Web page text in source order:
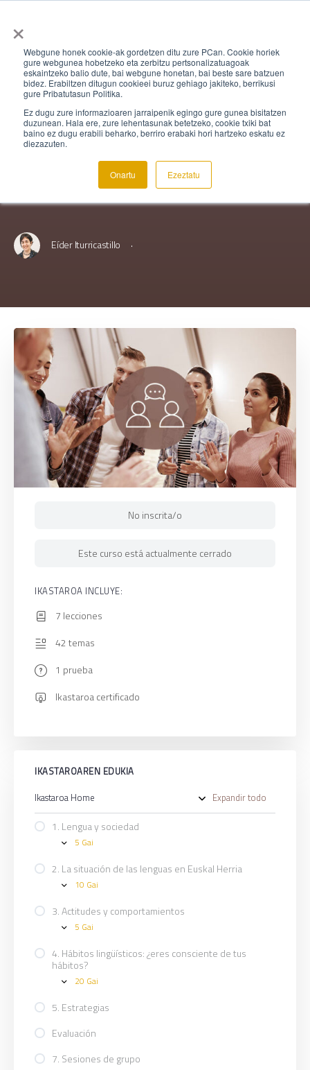
×
Webgune honek cookie-ak gordetzen ditu zure PCan. Cookie horiek
gure webgunea hobetzeko eta zerbitzu pertsonalizatuagoak
eskaintzeko balio dute, bai webgune honetan, bai beste sare batzuen
bidez. Erabiltzen ditugun cookieei buruz gehiago jakiteko, berrikusi
gure Pribatutasun Politika.
Ez dugu zure informazioaren jarraipenik egingo gure gunea bisitatzen
duzunean. Hala ere, zure lehentasunak betetzeko, cookie txiki bat
baino ez dugu erabili beharko, berriro erabaki hori hartzeko eskatu ez
diezazuten.
Onartu Ezeztatu
HÁBITOS LINGÜÍSTICOS, CURSOS
BFA/DFB –
Liderazgo lingüístico
View Ikastaroa details
Eíder Iturricastillo ·
No inscrita/o
Este curso está actualmente cerrado
IKASTAROA INCLUYE:
7 lecciones
42 temas
1 prueba
Ikastaroa certificado
IKASTAROAREN EDUKIA
Ikastaroa Home
Expandir todo
1. Lengua y sociedad
Expand
1. 5 Gai
2. La situación de las lenguas en Euskal Herria
Expand
2.
situación
las
en
Euskal
Herria
10 Gai
3. Actitudes y comportamientos
Expand
3.
comportamientos
5 Gai
4. Hábitos lingüísticos: ¿eres consciente de tus
hábitos?
Expand
4.
lingüísticos:
consciente
de
hábitos?
20 Gai
5. Estrategias
Evaluación
7. Sesiones de grupo